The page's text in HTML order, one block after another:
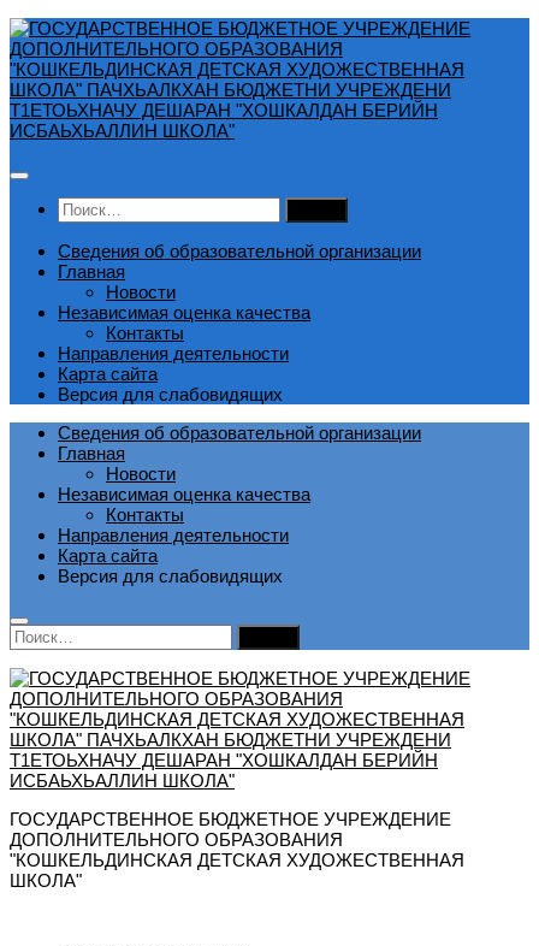
Перейти
к
содержимому
Найти:
Сведения об образовательной организации
Главная
Новости
Независимая оценка качества
Контакты
Направления деятельности
Карта сайта
Версия для слабовидящих
Сведения об образовательной организации
Главная
Новости
Независимая оценка качества
Контакты
Направления деятельности
Карта сайта
Версия для слабовидящих
Найти:
ГОСУДАРСТВЕННОЕ БЮДЖЕТНОЕ УЧРЕЖДЕНИЕ
ДОПОЛНИТЕЛЬНОГО ОБРАЗОВАНИЯ
"КОШКЕЛЬДИНСКАЯ ДЕТСКАЯ ХУДОЖЕСТВЕННАЯ
ШКОЛА"